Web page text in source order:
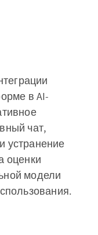
в AI-
чат,
устранение
оценки
модели